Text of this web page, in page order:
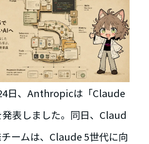
日、Anthropicは「Claude
表しました。同日、Claud
ームは、Claude 5世代に向